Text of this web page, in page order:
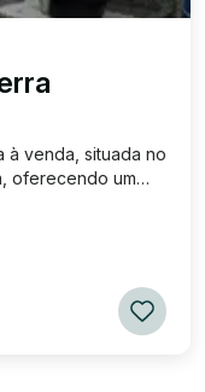
à venda, situada no
oferecendo um
110 m², este
e o
proporcionar
e bem distribuída, a